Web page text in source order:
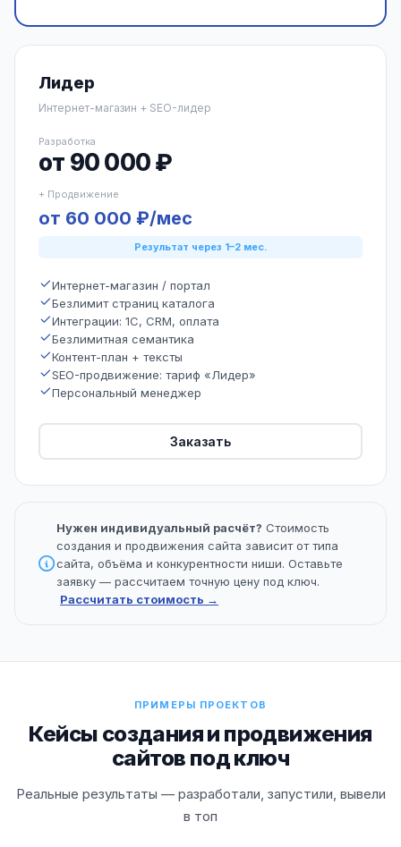
Лидер
Интернет-магазин + SEO-лидер
Разработка
от 90 000 ₽
+ Продвижение
от 60 000 ₽/мес
Результат через 1–2 мес.
Интернет-магазин / портал
Безлимит страниц каталога
Интеграции: 1С, CRM, оплата
Безлимитная семантика
Контент-план + тексты
SEO-продвижение: тариф «Лидер»
Персональный менеджер
Заказать
Нужен индивидуальный расчёт? Стоимость
создания и продвижения сайта зависит от типа
сайта, объёма и конкурентности ниши. Оставьте
заявку — рассчитаем точную цену под ключ.
Рассчитать стоимость →
ПРИМЕРЫ ПРОЕКТОВ
Кейсы создания и продвижения
сайтов под ключ
Реальные результаты — разработали, запустили, вывели
в топ